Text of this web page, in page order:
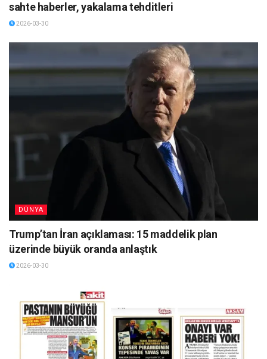
sahte haberler, yakalama tehditleri
2026-03-30
DÜNYA
Trump’tan İran açıklaması: 15 maddelik plan
üzerinde büyük oranda anlaştık
2026-03-30